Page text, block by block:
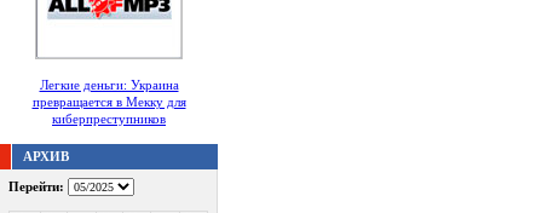
Легкие деньги: Украина
превращается в Мекку для
киберпреступников
АРХИВ
Перейти: